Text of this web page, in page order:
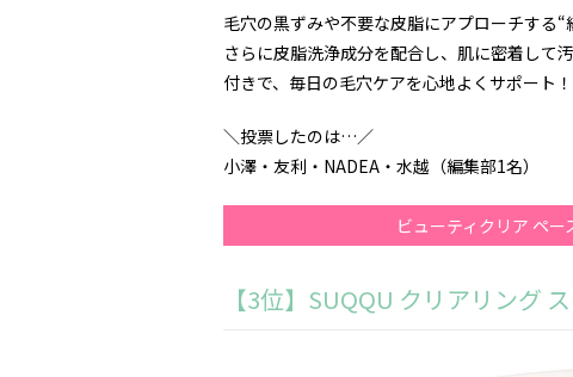
毛穴の黒ずみや不要な皮脂にアプローチする
さらに皮脂洗浄成分を配合し、肌に密着して
付きで、毎日の毛穴ケアを心地よくサポート
＼投票したのは…／
小澤・友利・NADEA・水越（編集部1名）
ビューティクリア ペ
【3位】SUQQU クリアリング